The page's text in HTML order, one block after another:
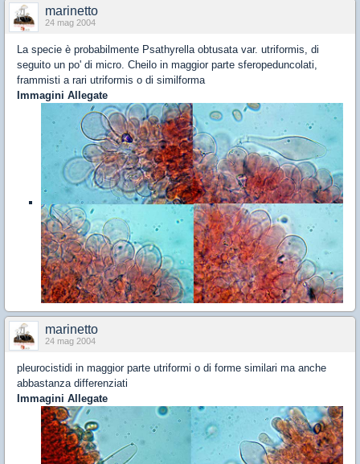
marinetto
24 mag 2004
La specie è probabilmente Psathyrella obtusata var. utriformis, di
seguito un po' di micro. Cheilo in maggior parte sferopeduncolati,
frammisti a rari utriformis o di similforma
Immagini Allegate
marinetto
24 mag 2004
pleurocistidi in maggior parte utriformi o di forme similari ma anche
abbastanza differenziati
Immagini Allegate